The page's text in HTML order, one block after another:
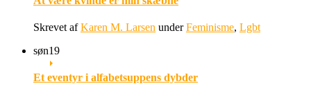
Skrevet afKaren M. Larsen underFeminisme, Lgbt
søn19
Et eventyr i alfabetsuppens dybder